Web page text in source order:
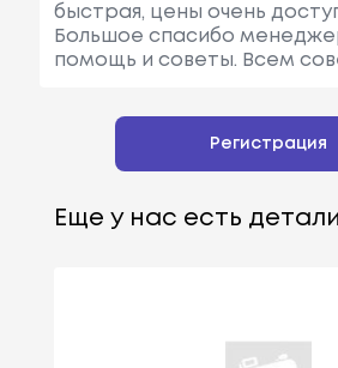
быстрая, цены очень
Большое спасибо
помощь и советы. Всем
Регистрация
Еще у нас есть